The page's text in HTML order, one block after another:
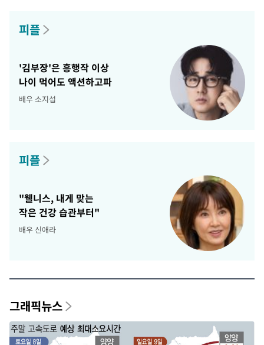
피플
'김부장'은 흥행작 이상
나이 먹어도 액션하고파
배우 소지섭
피플
"웰니스, 내게 맞는
작은 건강 습관부터"
배우 신애라
그래픽뉴스